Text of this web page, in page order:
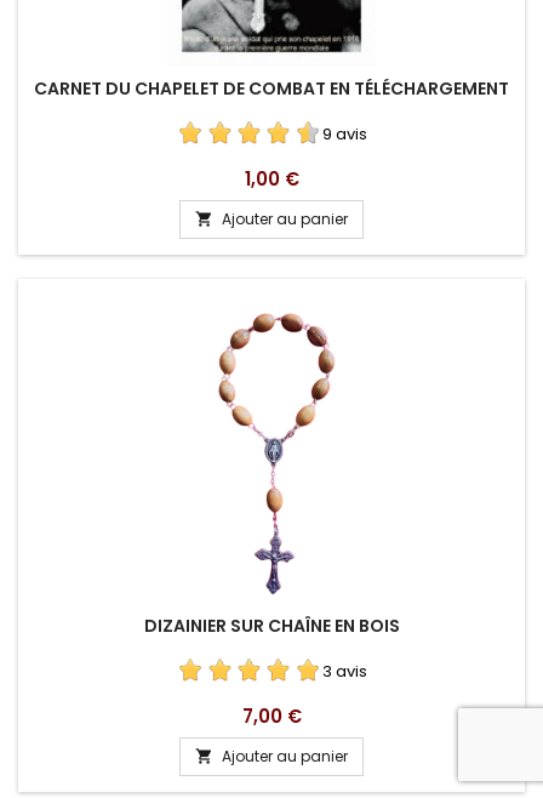
CARNET DU CHAPELET DE COMBAT EN TÉLÉCHARGEMENT
9 avis
Prix
1,00 €
 Ajouter au panier
DIZAINIER SUR CHAÎNE EN BOIS
3 avis
Prix
7,00 €
 Ajouter au panier